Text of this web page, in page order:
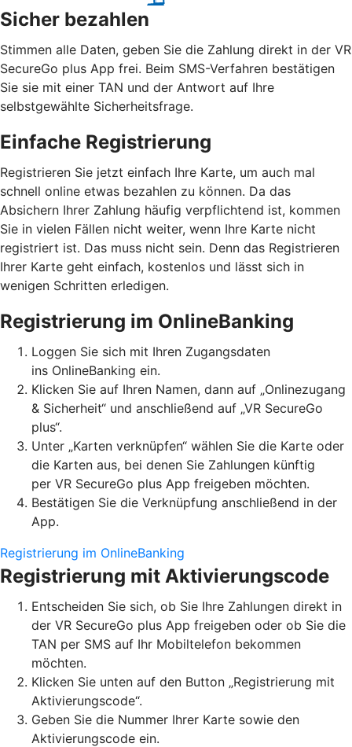
Sicher bezahlen
Stimmen alle Daten, geben Sie die Zahlung direkt in der VR
SecureGo plus App frei. Beim SMS-Verfahren bestätigen
Sie sie mit einer TAN und der Antwort auf Ihre
selbstgewählte Sicherheitsfrage.
Einfache Registrierung
Registrieren Sie jetzt einfach Ihre Karte, um auch mal
schnell online etwas bezahlen zu können. Da das
Absichern Ihrer Zahlung häufig verpflichtend ist, kommen
Sie in vielen Fällen nicht weiter, wenn Ihre Karte nicht
registriert ist. Das muss nicht sein. Denn das Registrieren
Ihrer Karte geht einfach, kostenlos und lässt sich in
wenigen Schritten erledigen.
Registrierung im OnlineBanking
Loggen Sie sich mit Ihren Zugangsdaten
ins OnlineBanking ein.
Klicken Sie auf Ihren Namen, dann auf „Onlinezugang
& Sicherheit“ und anschließend auf „VR SecureGo
plus“.
Unter „Karten verknüpfen“ wählen Sie die Karte oder
die Karten aus, bei denen Sie Zahlungen künftig
per VR SecureGo plus App freigeben möchten.
Bestätigen Sie die Verknüpfung anschließend in der
App.
Registrierung im OnlineBanking
Registrierung mit Aktivierungscode
Entscheiden Sie sich, ob Sie Ihre Zahlungen direkt in
der VR SecureGo plus App freigeben oder ob Sie die
TAN per SMS auf Ihr Mobiltelefon bekommen
möchten.
Klicken Sie unten auf den Button „Registrierung mit
Aktivierungscode“.
Geben Sie die Nummer Ihrer Karte sowie den
Aktivierungscode ein.